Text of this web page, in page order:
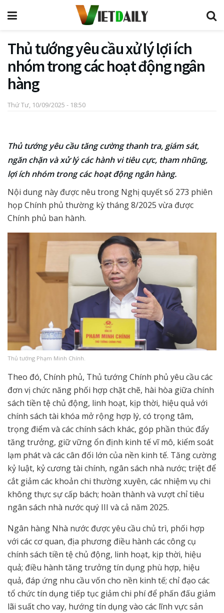
Thủ tướng yêu cầu xử lý lợi ích
nhóm trong các hoạt động ngân
hàng
Thứ Tư, 10/09/2025 - 18:50
Thủ tướng yêu cầu tăng cường thanh tra, giám sát,
ngăn chặn và xử lý các hành vi tiêu cực, tham nhũng,
lợi ích nhóm trong các hoạt động ngân hàng.
Nội dung này được nêu trong Nghị quyết số 273 phiên
họp Chính phủ thường kỳ tháng 8/2025 vừa được
Chính phủ ban hành.
Thủ tướng Phạm Minh Chính.
Theo đó, Chính phủ, Thủ tướng Chính phủ yêu cầu các
đơn vị chức năng phối hợp chặt chẽ, hài hòa giữa chính
sách tiền tệ chủ động, linh hoạt, kịp thời, hiệu quả với
chính sách tài khóa mở rộng hợp lý, có trọng tâm,
trọng điểm và các chính sách khác, góp phần thúc đẩy
tăng trưởng, giữ vững ổn định kinh tế vĩ mô, kiểm soát
lạm phát và các cân đối lớn của nền kinh tế. Tăng cường
kỷ luật, kỷ cương tài chính, ngân sách nhà nước; triệt để
cắt giảm các khoản chi thường xuyên, các nhiệm vụ chi
không thực sự cấp bách; hoàn thành và vượt chỉ tiêu
ngân sách nhà nước quý III và cả năm 2025.
Ngân hàng Nhà nước được yêu cầu chủ trì, phối hợp
với các cơ quan, địa phương điều hành các công cụ
chính sách tiền tệ chủ động, linh hoạt, kịp thời, hiệu
quả; điều hành tăng trưởng tín dụng phù hợp, hiệu
quả, đáp ứng nhu cầu vốn cho nền kinh tế; chỉ đạo các
tổ chức tín dụng tiếp tục giảm chi phí để phấn đấu giảm
lãi suất cho vay, hướng tín dụng vào các lĩnh vực sản